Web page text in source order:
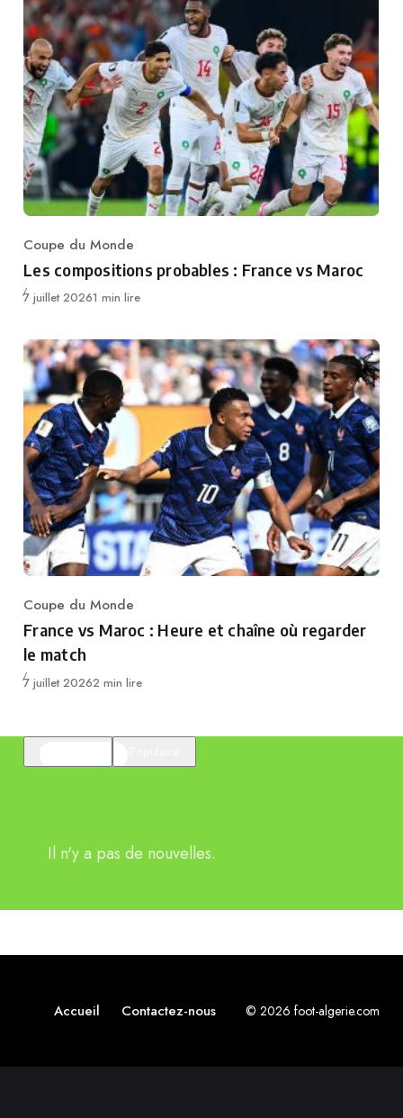
Category
Coupe du Monde
Les compositions probables : France vs Maroc
Publié
7 juillet 20261 min lire
Category
Coupe du Monde
France vs Maroc : Heure et chaîne où regarder
le match
Publié
7 juillet 20262 min lire
Il n'y a pas de nouvelles.
Accueil Contactez-nous © 2026 foot-algerie.com